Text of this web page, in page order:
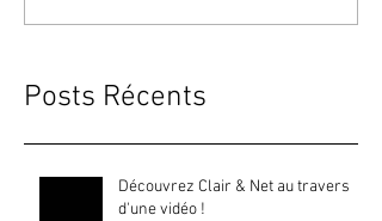
Posts Récents
Découvrez Clair & Net au travers
d'une vidéo !